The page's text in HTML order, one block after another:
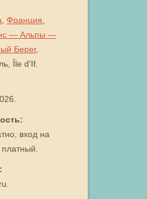
Франция
— Альпы —
Берег,
Île d'If.
вход на